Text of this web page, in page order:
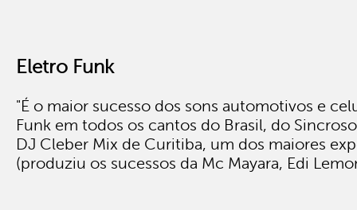
Eletro Funk
"É o maior sucesso dos sons automotivos e
Funk em todos os cantos do Brasil, do
DJ Cleber Mix de Curitiba, um dos maiores
(produziu os sucessos da Mc Mayara, Edi